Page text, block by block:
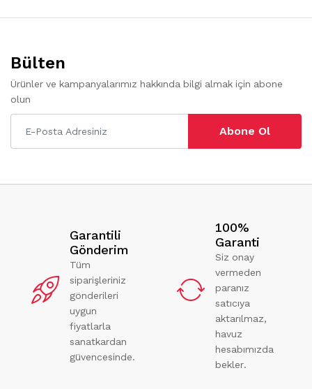
Bülten
Ürünler ve kampanyalarımız hakkında bilgi almak için abone
olun
Abone Ol
Garantili
Gönderim
Tüm
siparişleriniz
gönderileri
uygun
fiyatlarla
sanatkardan
güvencesinde.
100%
Garanti
Siz onay
vermeden
paranız
satıcıya
aktarılmaz,
havuz
hesabımızda
bekler.